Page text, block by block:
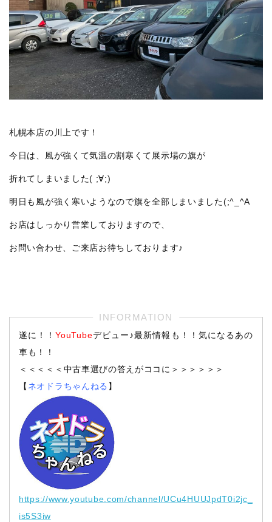
札幌本店の川上です！
今日は、風が強くて気温の割寒くて展示場の旗が
折れてしまいました( ;∀;)
明日も風が強く寒いようなので旗を全部しまいました(;^_^A
お店はしっかり営業しておりますので、
お問い合わせ、ご来店お待ちしております♪
遂に！！YouTubeデビュー♪最新情報も！！気になるあの
車も！！
＜＜＜＜＜中古車選びの答えがココに＞＞＞＞＞＞
【 ネオドラちゃんねる 】
https://www.youtube.com/channel/UCu4HUUJpdT0i2jc_
is5S3iw